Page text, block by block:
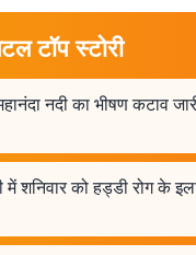
टॉप स्टोरी
नदी का भीषण कटाव
शनिवार को हड्डी रोग के